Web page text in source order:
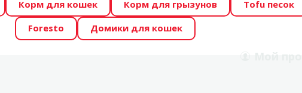
Dino Zoo предлагает отличные цены на ТОП-овые корма! 🍖
“GADA ŪSAIŅI”! Возможно Твой питомец станет звездой
Корм для кошек Корм для грызунов
Tofu песок
Foresto
Домики для кошек